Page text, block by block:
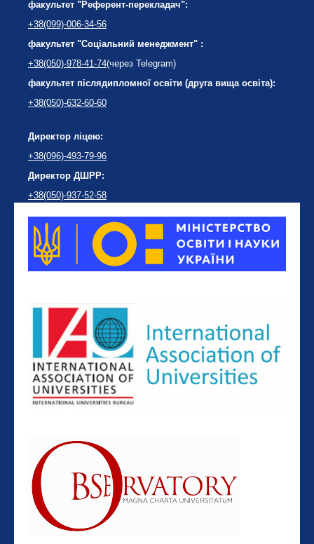
факультет "Референт-перекладач":
+38(099)-006-34-56
факультет "Соціальний менеджмент" :
+38(050)-978-41-74(через Telegram)
факультет післядипломної освіти (друга вища освіта):
+38(050)-632-60-60
Директор ліцею:
+38(096)-493-79-96
Директор ДШРР:
+38(050)-937-52-58